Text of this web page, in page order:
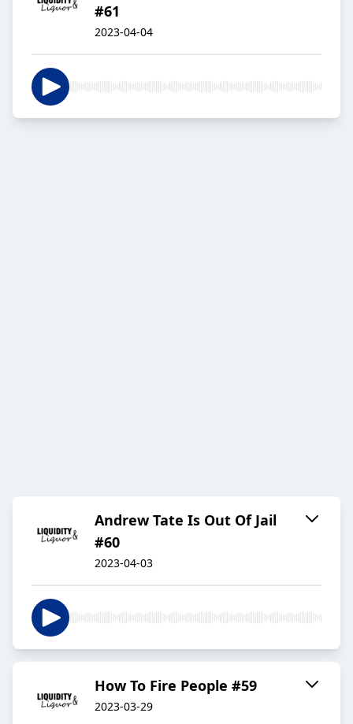
#61
2023-04-04
Andrew Tate Is Out Of Jail
#60
2023-04-03
How To Fire People #59
2023-03-29